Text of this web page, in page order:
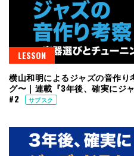
LESSON
横山和明によるジャズの音作
グ〜｜連載『3年後、確実にジ
#2
サブスク